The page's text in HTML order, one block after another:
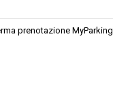
prenotazione MyParking.